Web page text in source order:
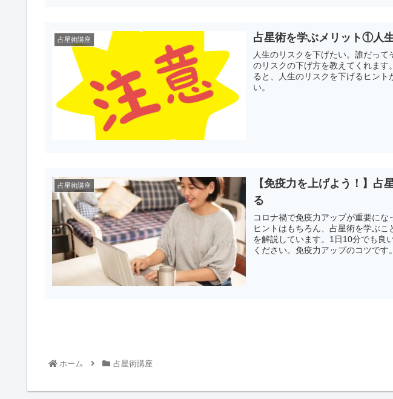
占星術講座 占星術を学ぶメリット①人
人生のリスクを下げたい。誰だっ
のリスクの下げ方を教えてくれま
ると、人生のリスクを下げるヒント
い。
占星術講座
【免疫力を上げよう！】占
る
コロナ禍で免疫力アップが重要に
ヒントはもちろん、占星術を学ぶこ
を解説しています。1日10分でも良
ください。免疫力アップのコツです。
ホーム 占星術講座